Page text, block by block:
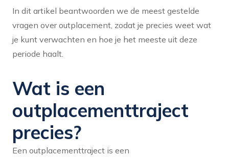
In dit artikel beantwoorden we de meest gestelde
vragen over outplacement, zodat je precies weet wat
je kunt verwachten en hoe je het meeste uit deze
periode haalt.
Wat is een
outplacementtraject
precies?
Een outplacementtraject is een